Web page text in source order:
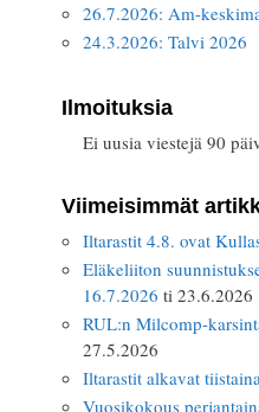
26.7.2026: Am-
24.3.2026: Talvi 2026
Ilmoituksia
Ei uusia viestejä 90
Viimeisimmät
Iltarastit 4.8. ovat
Eläkeliiton
16.7.2026 ti 23.6.2026
RUL:n Milcomp-
27.5.2026
Iltarastit alkavat
Vuosikokous